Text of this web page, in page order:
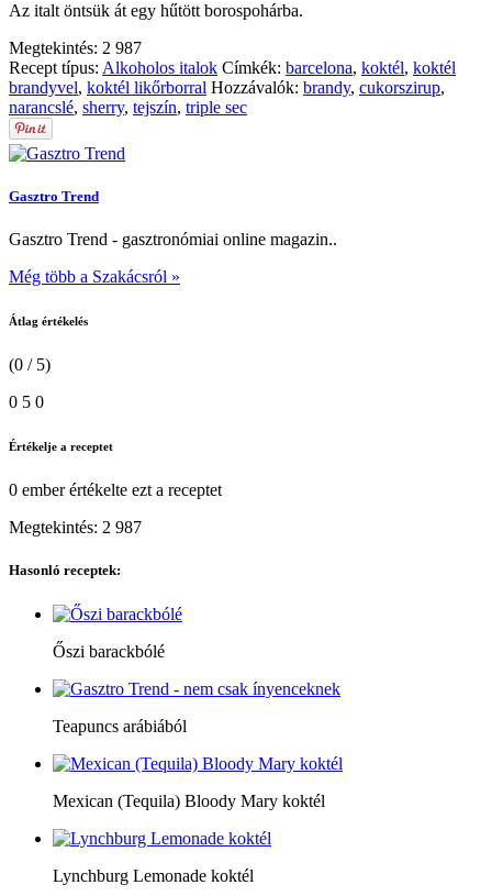
Az italt öntsük át egy hűtött borospohárba.
Megtekintés: 2 987
Recept típus: Alkoholos italok Címkék: barcelona, koktél, koktél
brandyvel, koktél likőrborral Hozzávalók: brandy, cukorszirup,
narancslé, sherry, tejszín, triple sec
Gasztro Trend
Gasztro Trend - gasztronómiai online magazin..
Még több a Szakácsról »
Átlag értékelés
(0 / 5)
0 5 0
Értékelje a receptet
0 emberértékelte ezt a receptet
Megtekintés: 2 987
Hasonló receptek:
Őszi barackbólé
Teapuncs arábiából
Mexican (Tequila) Bloody Mary koktél
Lynchburg Lemonade koktél